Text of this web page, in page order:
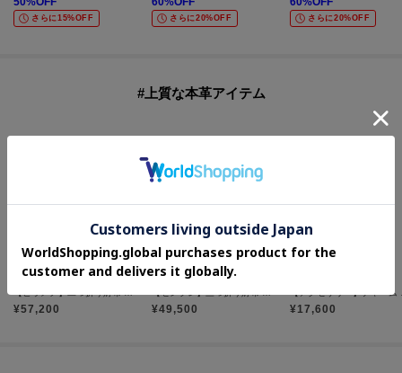
さらに15%OFF さらに20%OFF さらに20%OFF
#上質な本革アイテム
HIROFU
【ピウメノ】二つ折り財布 レザー コンパクトウォレット 本革（商品番号：P25-65405）
¥57,200
HIROFU
【センプレ】三つ折り財布 レザー ウォレット 本革（商品番号：P25-50331）
¥49,500
【アク
¥17,600